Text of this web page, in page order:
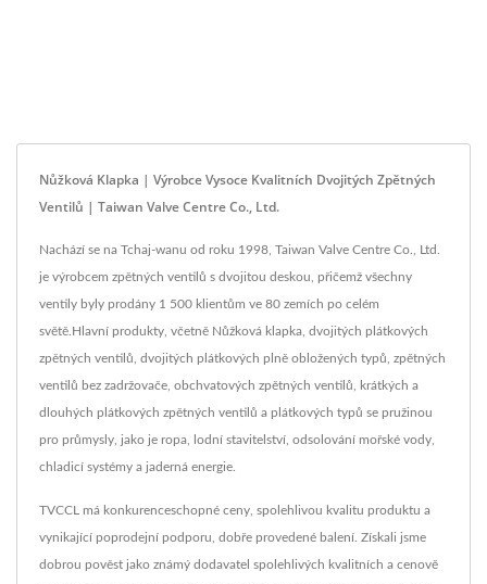
Nůžková Klapka | Výrobce Vysoce Kvalitních Dvojitých Zpětných
Ventilů | Taiwan Valve Centre Co., Ltd.
Nachází se na Tchaj-wanu od roku 1998, Taiwan Valve Centre Co., Ltd.
je výrobcem zpětných ventilů s dvojitou deskou, přičemž všechny
ventily byly prodány 1 500 klientům ve 80 zemích po celém
světě.Hlavní produkty, včetně Nůžková klapka, dvojitých plátkových
zpětných ventilů, dvojitých plátkových plně obložených typů, zpětných
ventilů bez zadržovače, obchvatových zpětných ventilů, krátkých a
dlouhých plátkových zpětných ventilů a plátkových typů se pružinou
pro průmysly, jako je ropa, lodní stavitelství, odsolování mořské vody,
chladicí systémy a jaderná energie.
TVCCL má konkurenceschopné ceny, spolehlivou kvalitu produktu a
vynikající poprodejní podporu, dobře provedené balení. Získali jsme
dobrou pověst jako známý dodavatel spolehlivých kvalitních a cenově